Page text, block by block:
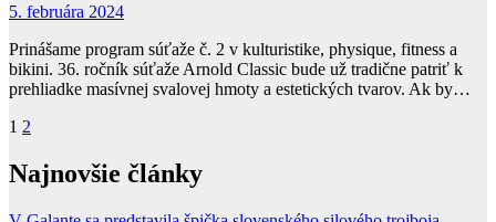
5. februára 2024
Prinášame program súťaže č. 2 v kulturistike, physique, fitness a
bikini. 36. ročník súťaže Arnold Classic bude už tradične patriť k
prehliadke masívnej svalovej hmoty a estetických tvarov. Ak by…
Navigácia
v
článkoch
1 2
Najnovšie články